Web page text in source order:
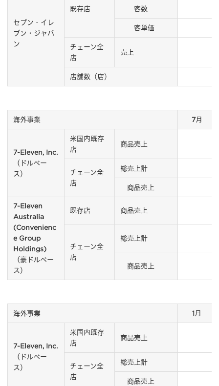
セブン‐イレ
ブン・ジャパ
ン
既存店 客数
客単価
チェーン全
店
売上
店舗数（店）
海外事業 7月
7-Eleven, Inc.
（ドルベー
ス）
米国内既存
店
商品売上
チェーン全
店
総売上計
商品売上
7-Eleven
Australia
(Convenienc
e Group
Holdings)
（豪ドルベー
ス）
既存店 商品売上
チェーン全
店
総売上計
商品売上
海外事業 1月
7-Eleven, Inc.
（ドルベー
ス）
米国内既存
店
商品売上
チェーン全
店
総売上計
商品売上